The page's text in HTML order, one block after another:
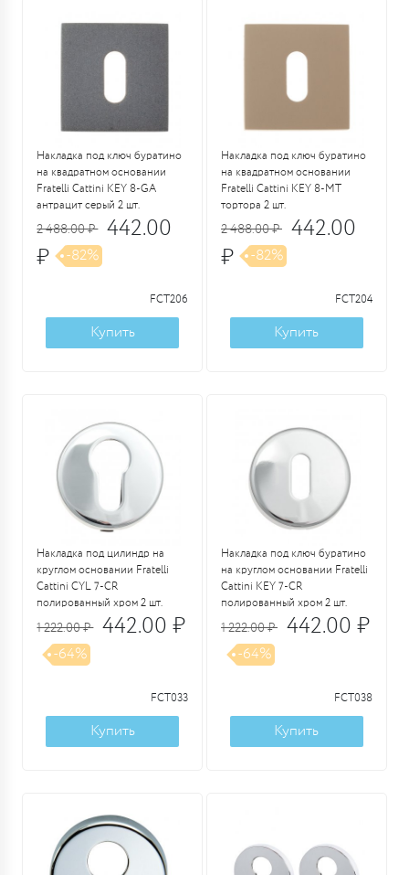
Накладка под ключ буратино
на квадратном основании
Fratelli Cattini KEY 8-GA
антрацит серый 2 шт.
2 488.00 ₽ 442.00
₽
-82%
FCT206
Купить
Накладка под ключ буратино
на квадратном основании
Fratelli Cattini KEY 8-MT
тортора 2 шт.
2 488.00 ₽ 442.00
₽
-82%
FCT204
Купить
Накладка под цилиндр на
круглом основании Fratelli
Cattini CYL 7-CR
полированный хром 2 шт.
1 222.00 ₽ 442.00 ₽
-64%
FCT033
Купить
Накладка под ключ буратино
на круглом основании Fratelli
Cattini KEY 7-CR
полированный хром 2 шт.
1 222.00 ₽ 442.00 ₽
-64%
FCT038
Купить